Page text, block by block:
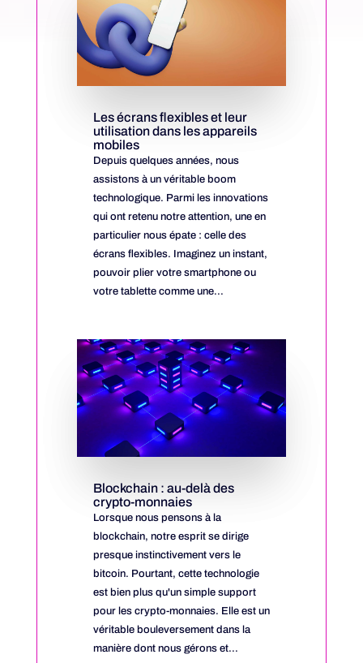
Les écrans flexibles et leur
utilisation dans les appareils
mobiles
Depuis quelques années, nous
assistons à un véritable boom
technologique. Parmi les innovations
qui ont retenu notre attention, une en
particulier nous épate : celle des
écrans flexibles. Imaginez un instant,
pouvoir plier votre smartphone ou
votre tablette comme une...
Blockchain : au-delà des
crypto-monnaies
Lorsque nous pensons à la
blockchain, notre esprit se dirige
presque instinctivement vers le
bitcoin. Pourtant, cette technologie
est bien plus qu'un simple support
pour les crypto-monnaies. Elle est un
véritable bouleversement dans la
manière dont nous gérons et...